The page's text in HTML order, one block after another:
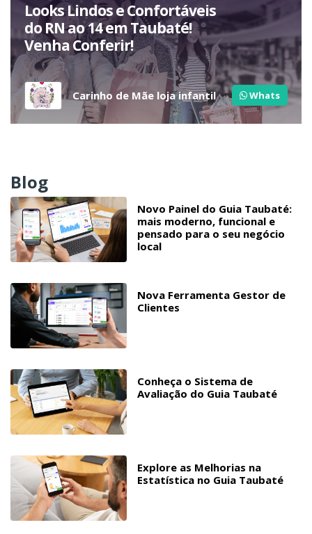
Looks Lindos e Confortáveis
do RN ao 14 em Taubaté!
Venha Conferir!
Carinho de Mãe loja infantil Whats
Blog
Novo Painel do Guia Taubaté:
mais moderno, funcional e
pensado para o seu negócio
local
Nova Ferramenta Gestor de
Clientes
Conheça o Sistema de
Avaliação do Guia Taubaté
Explore as Melhorias na
Estatística no Guia Taubaté